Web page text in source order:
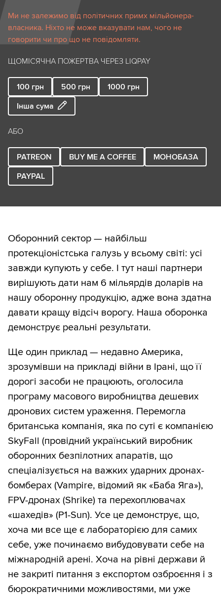
Ми не залежимо від політичних примх мільйонера-
власника. Ніхто не може вказувати нам, чого не
говорити чи про що не повідомляти.
ЩОМІСЯЧНА ПОЖЕРТВА ЧЕРЕЗ LIQPAY
100 грн 500 грн 1000 грн
Інша сума
АБО
PATREON BUY ME A COFFEE
МОНОБАЗА
PAYPAL
Оборонний сектор — найбільш
протекціоністська галузь у всьому світі: усі
завжди купують у себе. І тут наші партнери
вирішують дати нам 6 мільярдів доларів на
нашу оборонну продукцію, адже вона здатна
давати кращу відсіч ворогу. Наша оборонка
демонструє реальні результати.
Ще один приклад — недавно Америка,
зрозумівши на прикладі війни в Ірані, що її
дорогі засоби не працюють, оголосила
програму масового виробництва дешевих
дронових систем ураження. Перемогла
британська компанія, яка по суті є компанією
SkyFall (провідний український виробник
оборонних безпілотних апаратів, що
спеціалізується на важких ударних дронах-
бомберах (Vampire, відомий як «Баба Яга»),
FPV-дронах (Shrike) та перехоплювачах
«шахедів» (P1-Sun). Усе це демонструє, що,
хоча ми все ще є лабораторією для самих
себе, уже починаємо вибудовувати себе на
міжнародній арені. Хоча на рівні держави й
не закриті питання з експортом озброєння і з
бюрократичними можливостями, ми уже